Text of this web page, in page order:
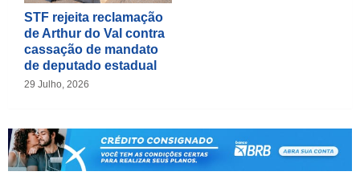
STF rejeita reclamação
de Arthur do Val contra
cassação de mandato
de deputado estadual
29 Julho, 2026